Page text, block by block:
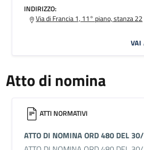
INDIRIZZO:
Via di Francia 1, 11° piano, stanza 22
VAI
Atto di nomina
ATTI NORMATIVI
ATTO DI NOMINA ORD 480 DEL